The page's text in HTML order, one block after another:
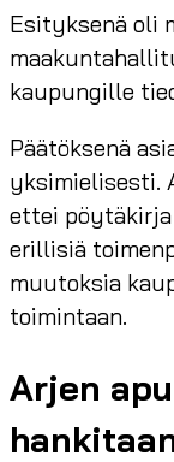
Esityksenä oli
kaupungille
Päätöksenä
yksimielisesti.
ettei
erillisiä
muutoksia
toimintaan.
Arjen